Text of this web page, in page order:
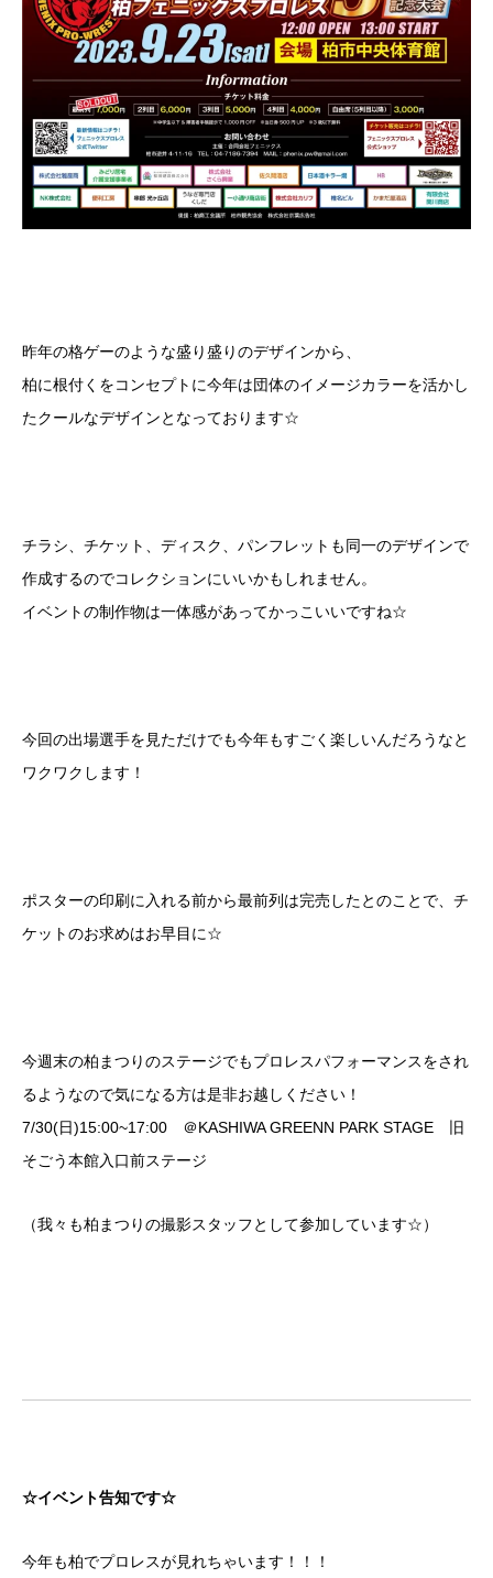
昨年の格ゲーのような盛り盛りのデザインから、
柏に根付くをコンセプトに今年は団体のイメージカラーを活かし
たクールなデザインとなっております☆
チラシ、チケット、ディスク、パンフレットも同一のデザインで
作成するのでコレクションにいいかもしれません。
イベントの制作物は一体感があってかっこいいですね☆
今回の出場選手を見ただけでも今年もすごく楽しいんだろうなと
ワクワクします！
ポスターの印刷に入れる前から最前列は完売したとのことで、チ
ケットのお求めはお早目に☆
今週末の柏まつりのステージでもプロレスパフォーマンスをされ
るようなので気になる方は是非お越しください！
7/30(日)15:00~17:00 ＠KASHIWA GREENN PARK STAGE 旧
そごう本館入口前ステージ
（我々も柏まつりの撮影スタッフとして参加しています☆）
☆イベント告知です☆
今年も柏でプロレスが見れちゃいます！！！